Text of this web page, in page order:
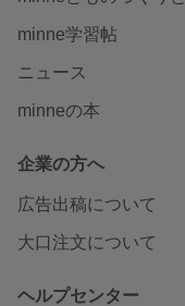
minne学習帖
ニュース
minneの本
企業の方へ
広告出稿について
大口注文について
ヘルプセンター